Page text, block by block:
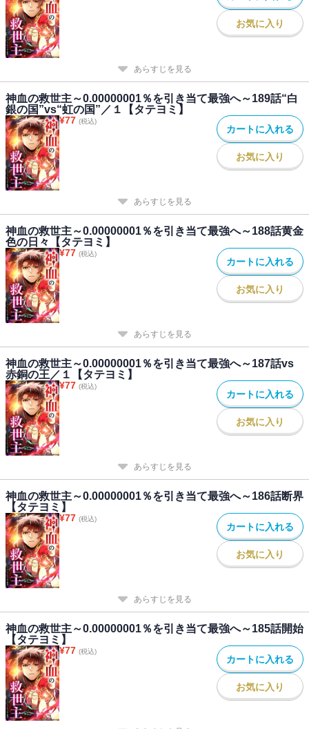
お気に入り
あらすじを見る
神血の救世主～0.00000001％を引き当て最強へ～189話“白
銀の国”vs“虹の国”／１【タテヨミ】
¥77 (税込)
カートに入れる
お気に入り
あらすじを見る
神血の救世主～0.00000001％を引き当て最強へ～188話黄金
色の日々【タテヨミ】
¥77 (税込)
カートに入れる
お気に入り
あらすじを見る
神血の救世主～0.00000001％を引き当て最強へ～187話vs
赤銅の王／１【タテヨミ】
¥77 (税込)
カートに入れる
お気に入り
あらすじを見る
神血の救世主～0.00000001％を引き当て最強へ～186話断界
【タテヨミ】
¥77 (税込)
カートに入れる
お気に入り
あらすじを見る
神血の救世主～0.00000001％を引き当て最強へ～185話開始
【タテヨミ】
¥77 (税込)
カートに入れる
お気に入り